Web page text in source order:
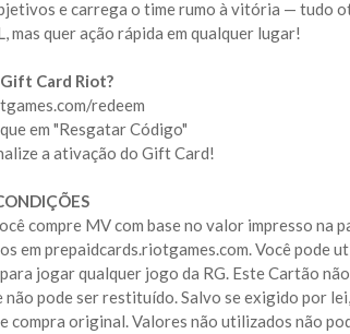
e carrega o time rumo à vitória — tudo
mas quer ação rápida em qualquer lugar!
Card Riot?
redeem
em "Resgatar Código"
a ativação do Gift Card!
compre MV com base no valor impresso na
em prepaidcards.riotgames.com. Você pode
jogar qualquer jogo da RG. Este Cartão
pode ser restituído. Salvo se exigido por
compra original. Valores não utilizados não